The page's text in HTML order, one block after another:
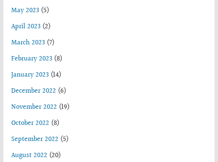
May 2023(5)
April 2023(2)
March 2023(7)
February 2023(8)
January 2023(14)
December 2022 (6)
November 2022 (19)
October 2022 (8)
September 2022 (5)
August 2022 (20)